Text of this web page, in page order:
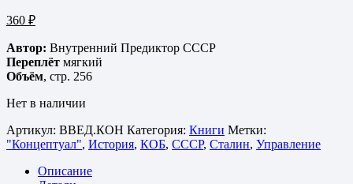
360 ₽
Автор: Внутренний Предиктор СССР
Переплёт мягкий
Объём, стр. 256
Нет в наличии
Артикул: ВВЕД.КОН Категория: Книги Метки:
"Концептуал", История, КОБ, СССР, Сталин, Управление
Описание